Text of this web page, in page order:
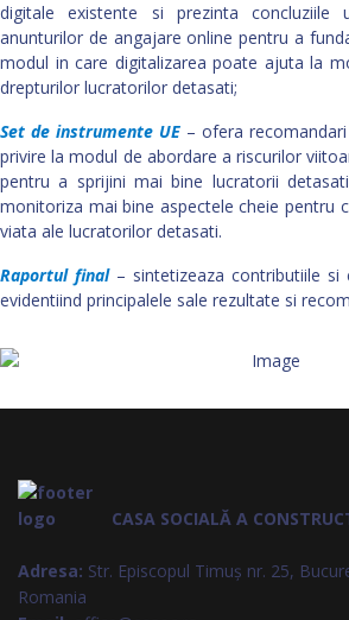
digitale existente si prezinta concluziile
anunturilor de angajare online pentru a
modul in care digitalizarea poate ajuta la
drepturilor lucratorilor detasati;
Set de instrumente UE – ofera
privire la modul de abordare a riscurilor
pentru a sprijini mai bine lucratorii
monitoriza mai bine aspectele cheie pentru
viata ale lucratorilor detasati.
Raportul final – sintetizeaza contributiile
evidentiind principalele sale rezultate si
CASA SOCIALĂ A
Adresa: Str. Episcopul Timuș nr. 25,
Romania